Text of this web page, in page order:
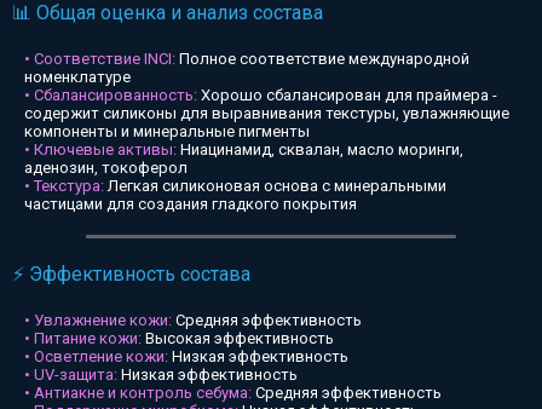
📊 Общая оценка и анализ состава
• Соответствие INCI: Полное соответствие международной
номенклатуре
• Сбалансированность: Хорошо сбалансирован для праймера -
содержит силиконы для выравнивания текстуры, увлажняющие
компоненты и минеральные пигменты
• Ключевые активы: Ниацинамид, сквалан, масло моринги,
аденозин, токоферол
• Текстура:Легкая силиконовая основа с минеральными
частицами для создания гладкого покрытия
⚡ Эффективность состава
• Увлажнение кожи: Средняя эффективность
• Питание кожи: Высокая эффективность
• Осветление кожи: Низкая эффективность
• UV-защита: Низкая эффективность
• Антиакне и контроль себума: Средняя эффективность